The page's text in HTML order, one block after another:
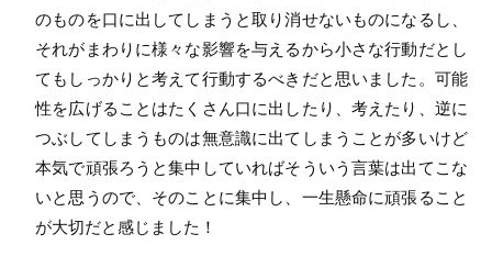
のものを口に出してしまうと取り消せないものになるし、
それがまわりに様々な影響を与えるから小さな行動だとし
てもしっかりと考えて行動するべきだと思いました。可能
性を広げることはたくさん口に出したり、考えたり、逆に
つぶしてしまうものは無意識に出てしまうことが多いけど
本気で頑張ろうと集中していればそういう言葉は出てこな
いと思うので、そのことに集中し、一生懸命に頑張ること
が大切だと感じました！